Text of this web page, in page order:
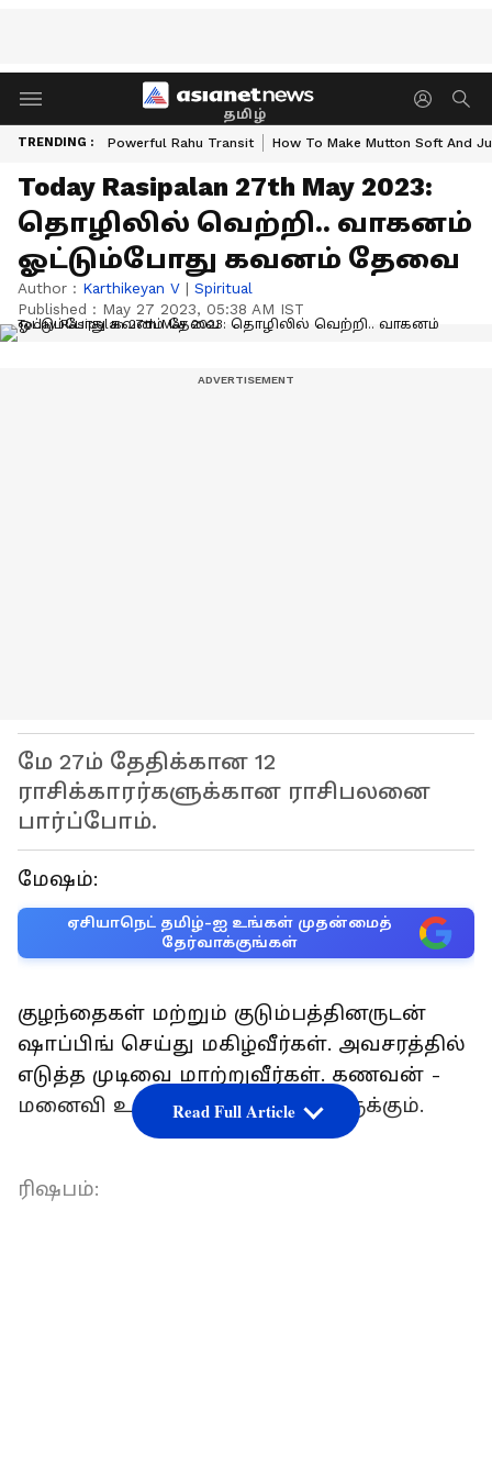
தமிழ்
TRENDING : Powerful Rahu Transit How To Make Mutton Soft And
Today Rasipalan 27th May 2023:
தொழிலில் வெற்றி.. வாகனம்
ஓட்டும்போது கவனம் தேவை
Author : Karthikeyan V | Spiritual
Published : May 27 2023, 05:38 AM IST
மே 27ம் தேதிக்கான 12
ராசிக்காரர்களுக்கான ராசிபலனை
பார்ப்போம்.
மேஷம்:
ஏசியாநெட் தமிழ்-ஐ உங்கள் முதன்மைத்
தேர்வாக்குங்கள்
குழந்தைகள் மற்றும் குடும்பத்தினருடன்
ஷாப்பிங் செய்து மகிழ்வீர்கள். அவசரத்தில்
எடுத்த முடிவை மாற்றுவீர்கள். கணவன் -
மனைவி உறவு இனிமையாக இருக்கும்.
ரிஷபம்:
Read Full Article